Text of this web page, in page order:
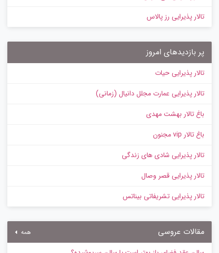
تالار پذیرایی رز پالاس
پر بازدیدهای امروز
تالار پذیرایی حیات
تالار پذیرایی عمارت مجلل دانیال (زمانی)
باغ تالار بهشت مهدی
باغ تالار vip مجنون
تالار پذیرایی شادی های زندگی
تالار پذیرایی قصر وصال
تالار پذیرایی تشریفاتی بیناتس
مقالات عروسی همه